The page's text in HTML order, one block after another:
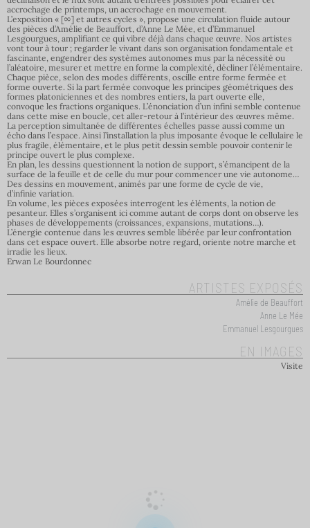
accrochage de printemps, un accrochage en mouvement.
L’exposition « [∞] et autres cycles », propose une circulation fluide autour
des pièces d’Amélie de Beauffort, d’Anne Le Mée, et d’Emmanuel
Lesgourgues, amplifiant ce qui vibre déjà dans chaque œuvre. Nos artistes
vont tour à tour ; regarder le vivant dans son organisation fondamentale et
fascinante, engendrer des systèmes autonomes mus par la nécessité ou
l’aléatoire, mesurer et mettre en forme la complexité, décliner l’élémentaire.
Chaque pièce, selon des modes différents, oscille entre forme fermée et
forme ouverte. Si la part fermée convoque les principes géométriques des
formes platoniciennes et des nombres entiers, la part ouverte elle,
convoque les fractions organiques. L’énonciation d’un infini semble contenue
dans cette mise en boucle, cet aller-retour à l’intérieur des œuvres même.
La perception simultanée de différentes échelles passe aussi comme un
écho dans l’espace. Ainsi l’installation la plus imposante évoque le cellulaire le
plus fragile, élémentaire, et le plus petit dessin semble pouvoir contenir le
principe ouvert le plus complexe.
En plan, les dessins questionnent la notion de support, s’émancipent de la
surface de la feuille et de celle du mur pour commencer une vie autonome…
Des dessins en mouvement, animés par une forme de cycle de vie,
d’infinie variation.
En volume, les pièces exposées interrogent les éléments, la notion de
pesanteur. Elles s’organisent ici comme autant de corps dont on observe les
phases de développements (croissances, expansions, mutations…).
L’énergie contenue dans les œuvres semble libérée par leur confrontation
dans cet espace ouvert. Elle absorbe notre regard, oriente notre marche et
irradie les lieux.
Erwan Le Bourdonnec
ARTISTES EXPOSÉS
Amélie de Beauffort
Anne Le Mée
Emmanuel Lesgourgues
EN IMAGES
Visite